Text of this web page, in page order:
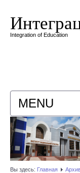
Integration of Education
MENU
ГЛАВНАЯ
Вы здесь: Главная